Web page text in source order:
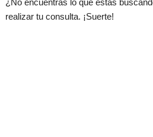
¿No encuentras lo que estás
realizar tu consulta. ¡Suerte!